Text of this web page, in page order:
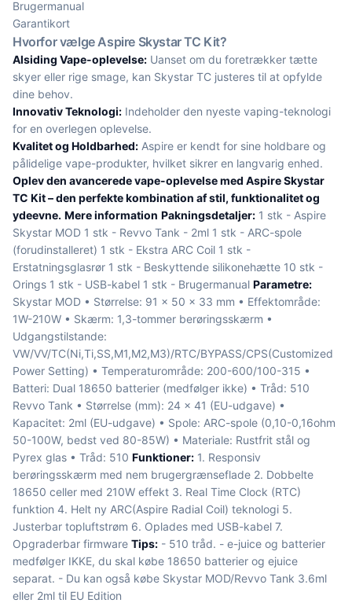
Brugermanual
Garantikort
Hvorfor vælge Aspire Skystar TC Kit?
Alsiding Vape-oplevelse: Uanset om du foretrækker tætte
skyer eller rige smage, kan Skystar TC justeres til at opfylde
dine behov.
Innovativ Teknologi: Indeholder den nyeste vaping-teknologi
for en overlegen oplevelse.
Kvalitet og Holdbarhed: Aspire er kendt for sine holdbare og
pålidelige vape-produkter, hvilket sikrer en langvarig enhed.
Oplev den avancerede vape-oplevelse med Aspire Skystar
TC Kit – den perfekte kombination af stil, funktionalitet og
ydeevne. Mere information Pakningsdetaljer: 1 stk - Aspire
Skystar MOD 1 stk - Revvo Tank - 2ml 1 stk - ARC-spole
(forudinstalleret) 1 stk - Ekstra ARC Coil 1 stk -
Erstatningsglasrør 1 stk - Beskyttende silikonehætte 10 stk -
Orings 1 stk - USB-kabel 1 stk - Brugermanual Parametre:
Skystar MOD • Størrelse: 91 x 50 x 33 mm • Effektområde:
1W-210W • Skærm: 1,3-tommer berøringsskærm •
Udgangstilstande:
VW/VV/TC(Ni,Ti,SS,M1,M2,M3)/RTC/BYPASS/CPS(Customized
Power Setting) • Temperaturområde: 200-600/100-315 •
Batteri: Dual 18650 batterier (medfølger ikke) • Tråd: 510
Revvo Tank • Størrelse (mm): 24 x 41 (EU-udgave) •
Kapacitet: 2ml (EU-udgave) • Spole: ARC-spole (0,10-0,16ohm
50-100W, bedst ved 80-85W) • Materiale: Rustfrit stål og
Pyrex glas • Tråd: 510 Funktioner: 1. Responsiv
berøringsskærm med nem brugergrænseflade 2. Dobbelte
18650 celler med 210W effekt 3. Real Time Clock (RTC)
funktion 4. Helt ny ARC(Aspire Radial Coil) teknologi 5.
Justerbar topluftstrøm 6. Oplades med USB-kabel 7.
Opgraderbar firmware Tips: - 510 tråd. - e-juice og batterier
medfølger IKKE, du skal købe 18650 batterier og ejuice
separat. - Du kan også købe Skystar MOD/Revvo Tank 3.6ml
eller 2ml til EU Edition